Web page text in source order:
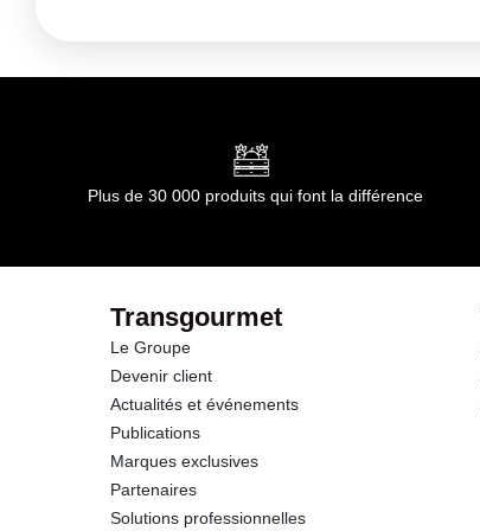
Kilojoules
dont Acides gras saturés
dont Sucres
Protéines
Sodium
Plus de 30 000 produits qui font la différence
Transgourmet
Le Groupe
Devenir client
Actualités et événements
Publications
Marques exclusives
Partenaires
Solutions professionnelles